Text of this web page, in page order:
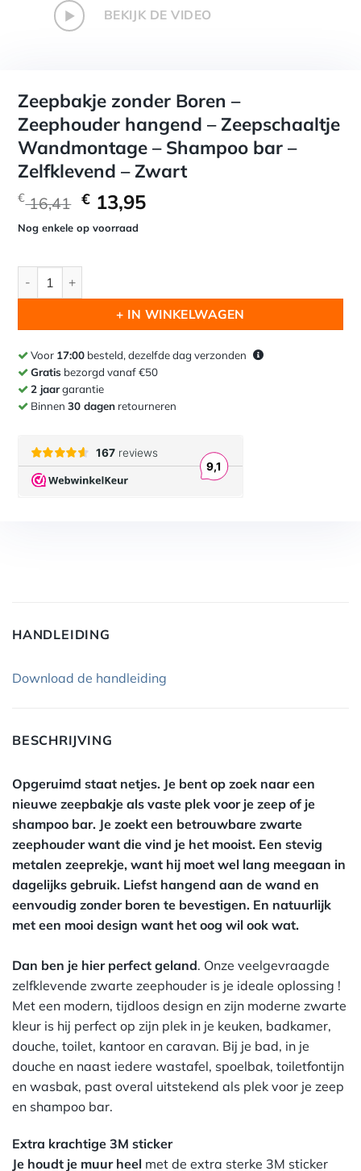
Zeepbakje zonder Boren –
Zeephouder hangend – Zeepschaaltje
Wandmontage – Shampoo bar –
Zelfklevend – Zwart
€16,41 Oorspronkelijke
prijs
was:
€ 13,95Huidige
Nog enkele op voorraad
Zeepbakje zonder Boren – Zeephouder hangend –
+ IN WINKELWAGEN
Voor 17:00 besteld, dezelfde dag verzonden
Gratis bezorgd vanaf €50
2 jaargarantie
Binnen30 dagen retourneren
HANDLEIDING
Download de handleiding
BESCHRIJVING
Opgeruimd staat netjes. Je bent op zoek naar een
nieuwe zeepbakje als vaste plek voor je zeep of je
shampoo bar. Je zoekt een betrouwbare zwarte
zeephouder want die vind je het mooist. Een stevig
metalen zeeprekje, want hij moet wel lang meegaan in
dagelijks gebruik. Liefst hangend aan de wand en
eenvoudig zonder boren te bevestigen. En natuurlijk
met een mooi design want het oog wil ook wat.
Dan ben je hier perfect geland. Onze veelgevraagde
zelfklevende zwarte zeephouder is je ideale oplossing !
Met een modern, tijdloos design en zijn moderne zwarte
kleur is hij perfect op zijn plek in je keuken, badkamer,
douche, toilet, kantoor en caravan. Bij je bad, in je
douche en naast iedere wastafel, spoelbak, toiletfontijn
en wasbak, past overal uitstekend als plek voor je zeep
en shampoo bar.
Extra krachtige 3M sticker
Je houdt je muur heel met de extra sterke 3M sticker